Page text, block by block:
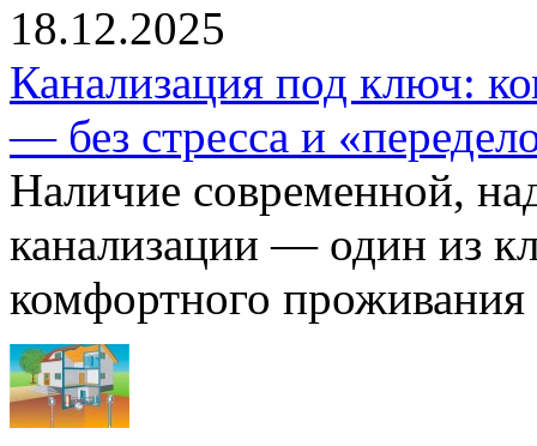
18.12.2025
Канализация под ключ:
— без стресса и
Наличие современной,
канализации — один из
комфортного проживания